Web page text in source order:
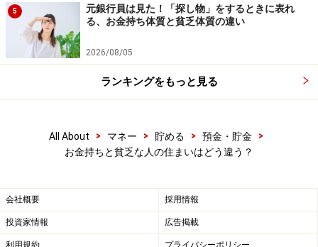
【編集部からのお知らせ】
・「家計」について、
中です！
※謝礼付きの限定アンケートやモニター企画に参加が可能に
なります
5
元銀行員は見た！「探し物」をするときに表れ
る、お金持ち体質と貧乏体質の違い
2026/08/05
ランキングをもっと見る
All About > マネー > 貯める > 預金・貯金
>
お金持ちと貧乏な人の住まいはどう違う？
会社概要 採用情報
投資家情報 広告掲載